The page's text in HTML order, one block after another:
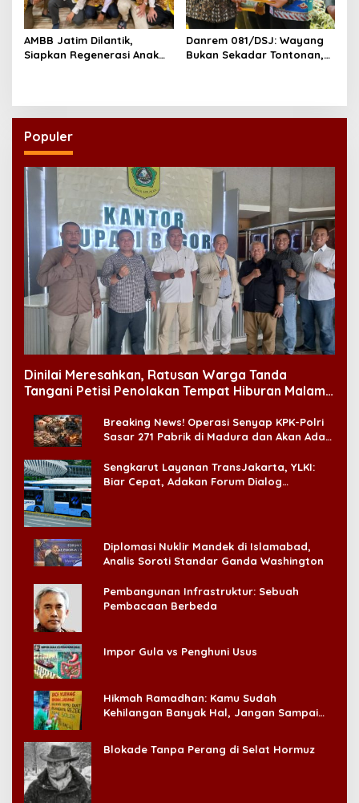
AMBB Jatim Dilantik,
Siapkan Regenerasi Anak
Danrem 081/DSJ: Wayang
Bukan Sekadar Tontonan,
Populer
Dinilai Meresahkan, Ratusan Warga Tanda
Tangani Petisi Penolakan Tempat Hiburan Malam
Breaking News! Operasi Senyap KPK-Polri
Sasar 271 Pabrik di Madura dan Akan Ada
Sengkarut Layanan TransJakarta, YLKI:
Biar Cepat, Adakan Forum Dialog
Diplomasi Nuklir Mandek di Islamabad,
Analis Soroti Standar Ganda Washington
Pembangunan Infrastruktur: Sebuah
Pembacaan Berbeda
Impor Gula vs Penghuni Usus
Hikmah Ramadhan: Kamu Sudah
Kehilangan Banyak Hal, Jangan Sampai
Blokade Tanpa Perang di Selat Hormuz